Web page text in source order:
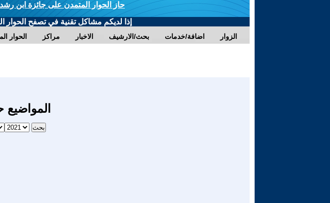
حاز الحوار المتمدن على جائزة ابن رشد
إذا لديكم مشاكل تقنية في تصفح الحوار
الحوار مراكز الاخبار بحث/الارشيف اضافة/خدمات الزوار